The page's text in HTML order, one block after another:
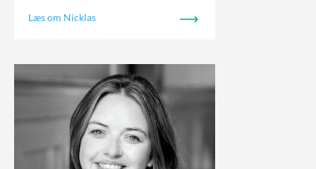
Læs om Nicklas